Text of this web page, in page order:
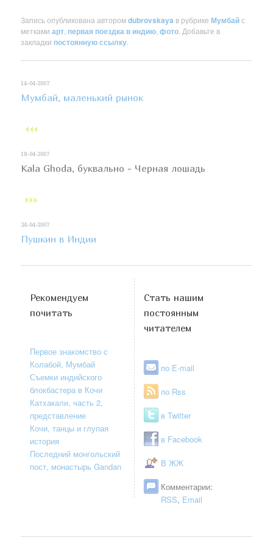
Запись опубликована авторомdubrovskaya в рубрикеМумбайс
меткамиарт первая поездка в индию ,фото . Добавьте в
закладки постоянную ссылку
14-04-2007
Мумбай, маленький рынок
18-04-2007
Kala Ghoda, буквально - Черная лошадь
24-04-2007
Пушкин в Индии
Рекомендуем
почитать
Первое знакомство с
Колабой, Мумбай
Съемки индийского
блокбастера в Кочи
Катхакали, часть 2,
представление
Кочи, танцы и глупая
история
Последний монгольский
пост, монастырь Gandan
Стать нашим
постоянным
читателем
по E-mail
по Rss
в Twitter
в Facebook
В ЖЖ
Комментарии:
RSS, Email